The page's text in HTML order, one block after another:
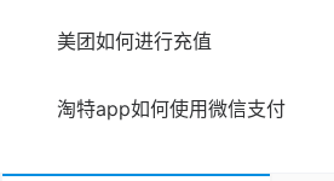
美团如何进行充值
淘特app如何使用微信支付